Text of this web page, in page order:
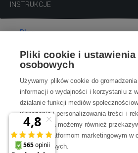
INSTRUKCJE
Blog
Poradnia
Wszystko o zakupach
Kontakt
Skontaktuj się z Nami
Pliki cookie i ustawienia
osobowych
Używamy plików cookie do
informacji o wydajności i korzystaniu z
działanie funkcji mediów
ulepszania i personalizowania treści i
użytkownika możemy również
osobowe platformom marketingowym w
marketingowych.